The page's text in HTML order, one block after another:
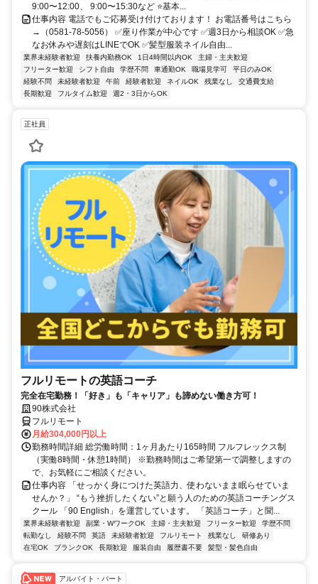
9:00〜12:00、 9:00〜15:30など ⭐基本...
仕事内容 電話でもご応募受け付けております！ お電話番号はこちら
→（0581-78-5056） ✅座り作業が中心です ✅週3日から相談OK ✅急
なお休みや遅刻はLINEでOK ✅髪型服装ネイル自由...
業界未経験者歓迎 扶養内勤務OK 1日4時間以内OK
主婦・主夫歓迎
フリーター歓迎
シフト自由 学歴不問 車通勤OK 職場見学可
平日のみOK
経験不問
未経験者歓迎 午前 経験者歓迎 ネイルOK 残業なし
交通費支給
長期歓迎
フルタイム歓迎 週2・3日からOK
正社員
フルリモートの英語コーチ
完全在宅勤務！「好き」も「キャリア」も諦めない働き方可！
90株式会社
フルリモート
月給304,000円以上
勤務時間詳細 総労働時間：1ヶ月あたり165時間 フルフレックス制
（実働8時間・休憩1時間） ※勤務時間はご希望第一で調整しますの
で、お気軽にご相談ください。
仕事内容 「せっかく身につけた英語力、使わないまま眠らせていま
せんか？」 “もう挫折したくない”と願う人のための英語コーチングス
クール 「90 English」を運営しています。 「英語コーチ」と聞...
業界未経験者歓迎 副業・WワークOK 主婦・主夫歓迎 フリーター歓迎
学歴不問
転勤なし
経験不問 英語 未経験者歓迎 フルリモート 残業なし
研修あり
在宅OK
ブランクOK 長期歓迎 服装自由 履歴書不要 髪型・髪色自由
アルバイト・パート